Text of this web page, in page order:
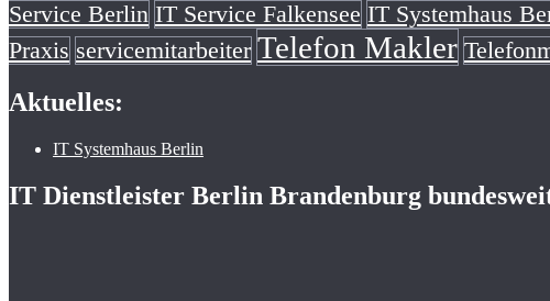
Service Berlin IT Service Falkensee IT Systemhaus
Praxis servicemitarbeiter Telefon Makler
Aktuelles:
IT Systemhaus Berlin
IT Dienstleister Berlin Brandenburg